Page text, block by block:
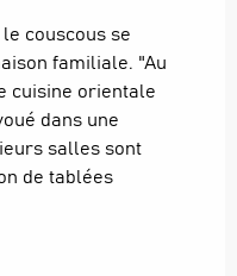
couscous se
familiale. "Au
cuisine orientale
dans une
salles sont
de tablées